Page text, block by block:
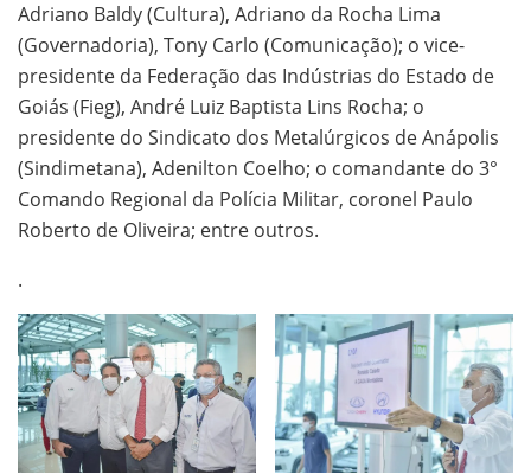
Adriano Baldy (Cultura), Adriano da Rocha Lima
(Governadoria), Tony Carlo (Comunicação); o vice-
presidente da Federação das Indústrias do Estado de
Goiás (Fieg), André Luiz Baptista Lins Rocha; o
presidente do Sindicato dos Metalúrgicos de Anápolis
(Sindimetana), Adenilton Coelho; o comandante do 3°
Comando Regional da Polícia Militar, coronel Paulo
Roberto de Oliveira; entre outros.
.